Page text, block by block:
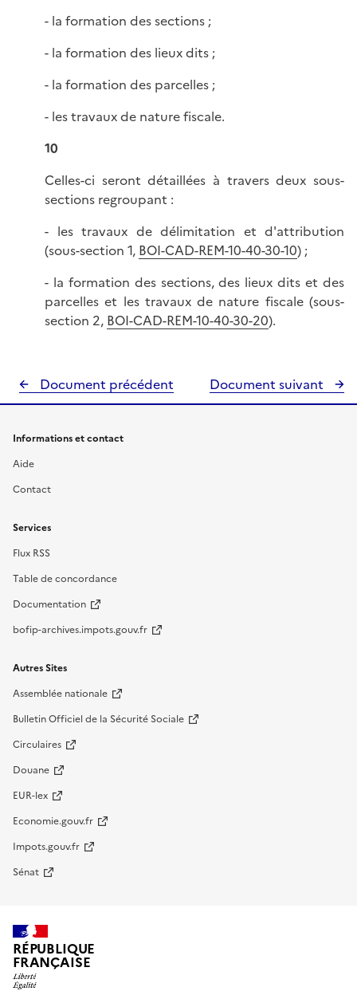
- la formation des sections ;
- la formation des lieux dits ;
- la formation des parcelles ;
- les travaux de nature fiscale.
10
Celles-ci seront détaillées à travers deux sous-
sections regroupant :
- les travaux de délimitation et d'attribution
(sous-section 1, BOI-CAD-REM-10-40-30-10) ;
- la formation des sections, des lieux dits et des
parcelles et les travaux de nature fiscale (sous-
section 2, BOI-CAD-REM-10-40-30-20).
Document précédent Document suivant
Informations et contact
Aide
Contact
Services
Flux RSS
Table de concordance
Documentation
bofip-archives.impots.gouv.fr
Autres Sites
Assemblée nationale
Bulletin Officiel de la Sécurité Sociale
Circulaires
Douane
EUR-lex
Economie.gouv.fr
Impots.gouv.fr
Sénat
RÉPUBLIQUE
FRANÇAISE